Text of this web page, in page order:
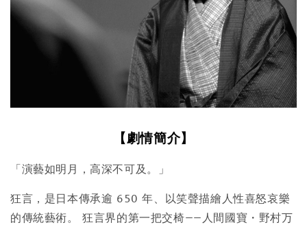
【劇情簡介】
「演藝如明月，高深不可及。」
狂言，是日本傳承逾 650 年、以笑聲描繪人性喜怒哀樂
的傳統藝術。 狂言界的第一把交椅——人間國寶・野村万